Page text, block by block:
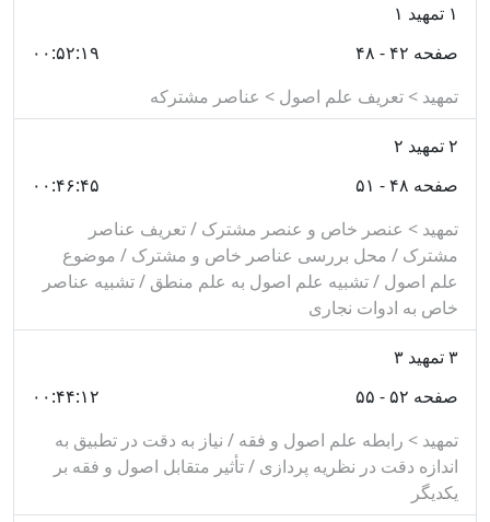
وضعیت نشر
از جمله چاپ‌هایی که از این کتاب در بازار نشر موجود است
می‌توان به موارد زیر اشاره کرد:
چاپ مرکز الابحاث و الدراسات التخصصیة للشهید
صدر، تحقیق شده توسط گروه تحقیق کنگره بین المللی
چاپ موسسه نشر اسلامی وابسته به جامعه مدرسین.
چاپ مجمع الفکر الاسلامي همراه با تعليقاتى ارزشمند
از سید على اكبر حائرى. (در این چاپ، حلقه سوم فقط
تا بحث دلالات التقرير آمده است و در انتهای کتاب
ملاحق سه گانه‌ای چاپ شده که در چاپ‌های دیگر
نسخه استفاده شده در سایت مطابق چاپ مرکز الابحاث و
الدراسات التخصصیة للشهید صدر است.
۱ تمهید ۱
صفحه ۴۲ - ۴۸
۰۰:۵۲:۱۹
تمهید > تعریف علم اصول > عناصر مشترکه
۲تمهید ۲
صفحه ۴۸ - ۵۱
۰۰:۴۶:۴۵
تمهید > عنصر خاص و عنصر مشترک / تعریف عناصر
مشترک / محل بررسی عناصر خاص و مشترک / موضوع
علم اصول / تشبیه علم اصول به علم منطق / تشبیه عناصر
خاص به ادوات نجاری
۳تمهید ۳
صفحه ۵۲ - ۵۵
۰۰:۴۴:۱۲
تمهید > رابطه علم اصول و فقه / نیاز به دقت در تطبیق به
اندازه دقت در نظریه پردازی / تأثیر متقابل اصول و فقه بر
یکدیگر